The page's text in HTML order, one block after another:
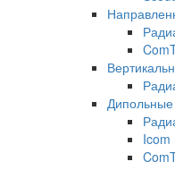
Icom